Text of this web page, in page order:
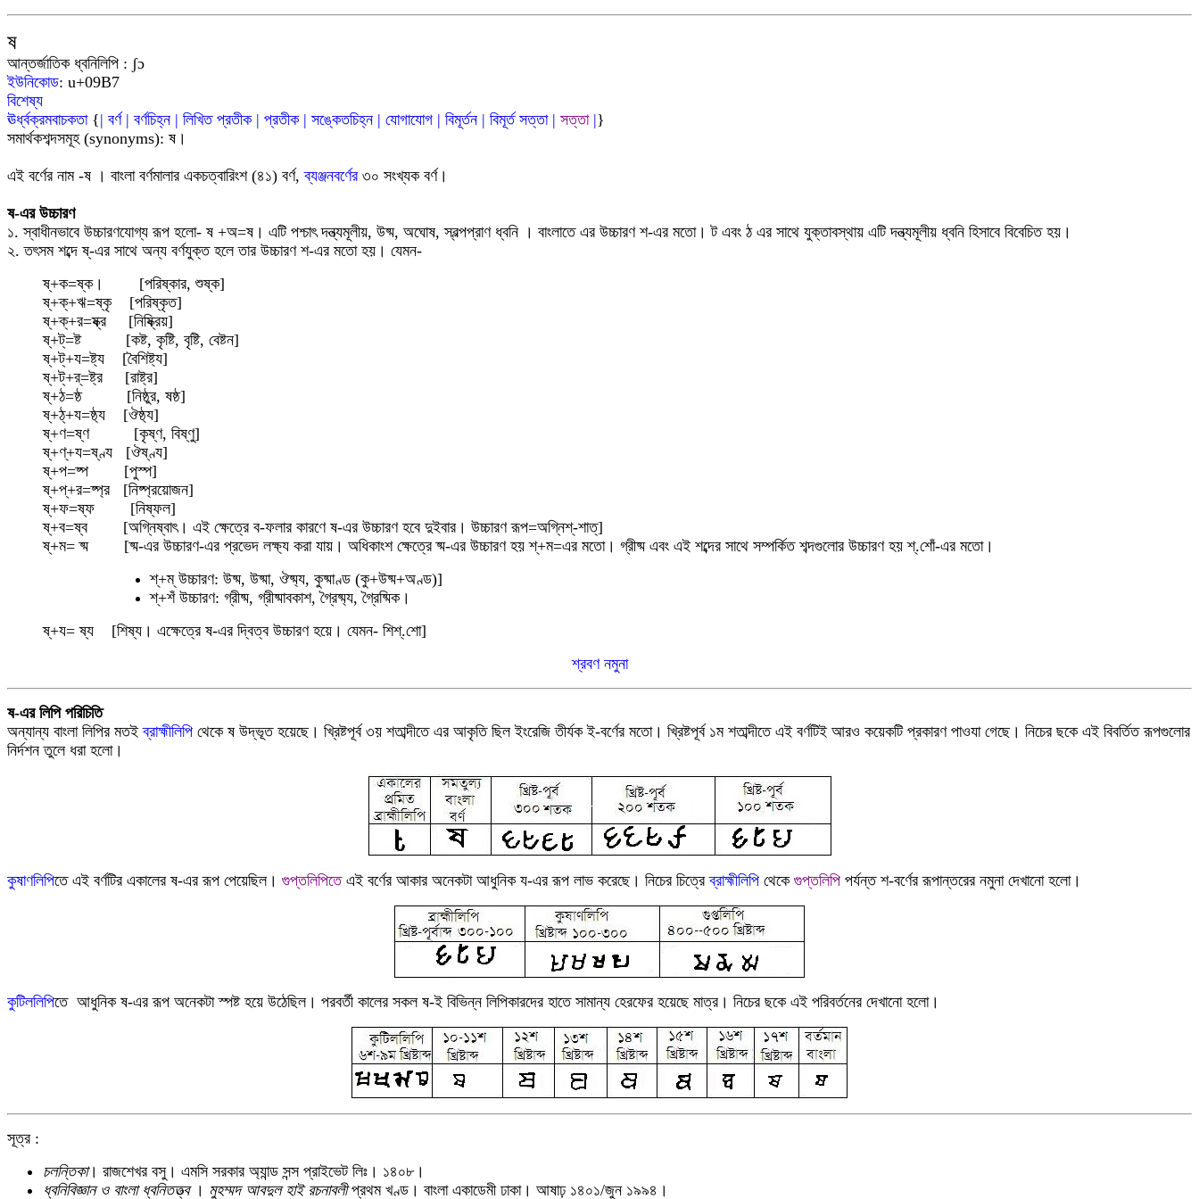
ষ
আন্তর্জাতিক ধ্বনিলিপি : ʃɔ
ইউনিকোড: u+09B7
বিশেষ্য
ঊর্ধ্বক্রমবাচকতা {| বর্ণ | বর্ণচিহ্ন | লিখিত প্রতীক | প্রতীক | সঙ্কেতচিহ্ন | যোগাযোগ | বিমূর্তন | বিমূর্ত সত্ত | সত্তা |}
সমার্থকশব্দসমূহ (synonyms): ষ ।
এই বর্ণের নাম -ষ । বাংলা বর্ণমালার একচত্বারিংশ (৪১) বর্ণ, ব্যঞ্জনবর্ণের ৩০ সংখ্যকবর্ণ।
ষ-এর উচ্চারণ
১.স্বাধীনভাবে উচ্চারণযোগ্য রূপ হলো- ষ +অ=ষ । এটি পশ্চাৎদন্ত্যমূলীয়, উষ্ম, অঘোষ, স্বল্পপ্রাণ ধ্বনি । বাংলাতে এর উচ্চারণ শ-এর মতো।ট এবং ঠ এর সাথে যুক্তাবস্থায় এটি দন্ত্যমূলীয় ধ্বনি হিসাবে বিবেচিত হয়।
২. তৎসম শব্দে ষ-এর সাথে অন্য বর্ণযুক্ত হলে তার উচ্চারণ শ-এর মতো হয়। যেমন-
ষ্+ক=ষ্ক। [পরিষ্কার, শুষ্ক]
ষ্+ক্+ঋ=ষ্কৃ [পরিষ্কৃত]
ষ্+ক্+র=ষ্ক্র
[নিষ্ক্রিয়]
ষ্+ট্=ষ্ট [কষ্ট, কৃষ্টি, বৃষ্টি, বেষ্টন]
ষ্+ট্+য=ষ্ট্য [বৈশিষ্ট্য]
ষ্+ট্+র্=ষ্ট্র [রাষ্ট্র]
ষ্+ঠ=ষ্ঠ [নিষ্ঠুর, ষষ্ঠ]
ষ্+ঠ্+য=ষ্ঠ্য [ঔষ্ঠ্য]
ষ্+ণ=ষ্ণ [কৃষ্ণ, বিষ্ণু]
ষ্+ণ্+য=ষ্ণ্য [ঔষ্ণ্য]
ষ্+প=ষ্প [পুস্প]
ষ্+প্+র=ষ্প্র [নিষ্প্রয়োজন]
ষ্+ফ=ষ্ফ [নিষ্ফল]
ষ্+ব=ষ্ব [অগ্নিষ্বাৎ। এই ক্ষেত্রে ব-ফলার কারণে ষ-এর উচ্চারণ হবে দুইবার। উচ্চারণ রূপ=অগ্নিশ্-শাত্]
ষ্+ম= ষ্ম [ষ্ম-এর উচ্চারণ-এর প্রভেদ লক্ষ্য করা যায়। অধিকাংশ ক্ষেত্রে ষ্ম-এর উচ্চারণ হয় শ্+ম=এর মতো। গ্রীষ্ম এবং এই শব্দের সাথে সম্পর্কিত শব্দগুলোর উচ্চারণ হয় শ্.শোঁ-এর মতো।
শ্+ম্ উচ্চারণ: উষ্ম, উষ্মা, ঔষ্ম্য, কুষ্মাণ্ড (কু+উষ্ম+অণ্ড)]
শ্+শঁ উচ্চারণ: গ্রীষ্ম, গ্রীষ্মাবকাশ, গ্রৈষ্ম্য, গ্রৈষ্মিক।
ষ্+য= ষ্য [শিষ্য। এক্ষেত্রে ষ-এর দ্বিত্ব উচ্চারণ হয়ে। যেমন- শিশ্.শো]
শ্রবণ নমুনা
ষ-এর লিপি পরিচিতি
অন্যান্য বাংলা লিপির মতইব্রাহ্মীলিপি থেকে ষ উদ্ভূত হয়েছে। খ্রিষ্টপূর্ব ৩য় শতাব্দীতে এর আকৃতি ছিল ইংরেজি তীর্যক ই-বর্ণের মতো। খ্রিষ্টপূর্ব ১ম শতাব্দীতে এই বর্ণটিই আরও কয়েকটি প্রকারণ পাওযা গেছে। নিচের ছকে এই বিবর্তিত রূপগুলোর
নির্দশন তুলে ধরা হলো।
কুষাণলিপিতেএই বর্ণটির একালের ষ-এর রূপ পেয়েছিল। গুপ্তলিপিতএই বর্ণের আকার অনেকটা আধুনিক য-এর রূপ লাভ করেছে। নিচেরচিত্রেব্রাহ্মীলিপি থেকে গুপ্তলিপি পর্যন্ত শ-বর্ণের রূপান্তরের নমুনা দেখানো হলো।
কুটিললিপিতে আধুনিক ষ-এর রূপ অনেকটা স্পষ্ট হয়ে উঠেছিল। পরবর্তী কালের সকল ষ-ই বিভিন্ন লিপিকারদের হাতে সামান্য হেরফের হয়েছে মাত্র। নিচের ছকে এই পরিবর্তনের দেখানো হলো।
সূত্র :
চলন্তিকা। রাজশেখর বসু। এমসি সরকার অ্যান্ড সন্স প্রাইভেট লিঃ। ১৪০৮।
ধ্বনিবিজ্ঞান ও বাংলা ধ্বনিতত্ত্ব । মুহম্মদ আবদুল হাই রচনাবলীপ্রথম খণ্ড। বাংলা একাডেমী ঢাকা। আষাঢ় ১৪০১/জুন ১৯৯৪।